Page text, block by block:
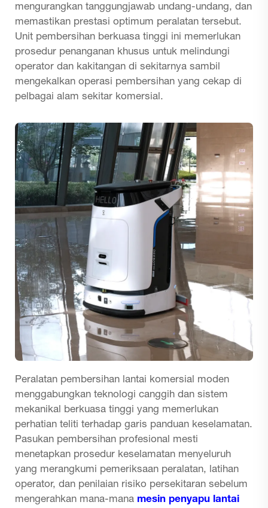
mengurangkan tanggungjawab undang-undang, dan
memastikan prestasi optimum peralatan tersebut.
Unit pembersihan berkuasa tinggi ini memerlukan
prosedur penanganan khusus untuk melindungi
operator dan kakitangan di sekitarnya sambil
mengekalkan operasi pembersihan yang cekap di
pelbagai alam sekitar komersial.
Peralatan pembersihan lantai komersial moden
menggabungkan teknologi canggih dan sistem
mekanikal berkuasa tinggi yang memerlukan
perhatian teliti terhadap garis panduan keselamatan.
Pasukan pembersihan profesional mesti
menetapkan prosedur keselamatan menyeluruh
yang merangkumi pemeriksaan peralatan, latihan
operator, dan penilaian risiko persekitaran sebelum
mengerahkan mana-mana mesin penyapu lantai